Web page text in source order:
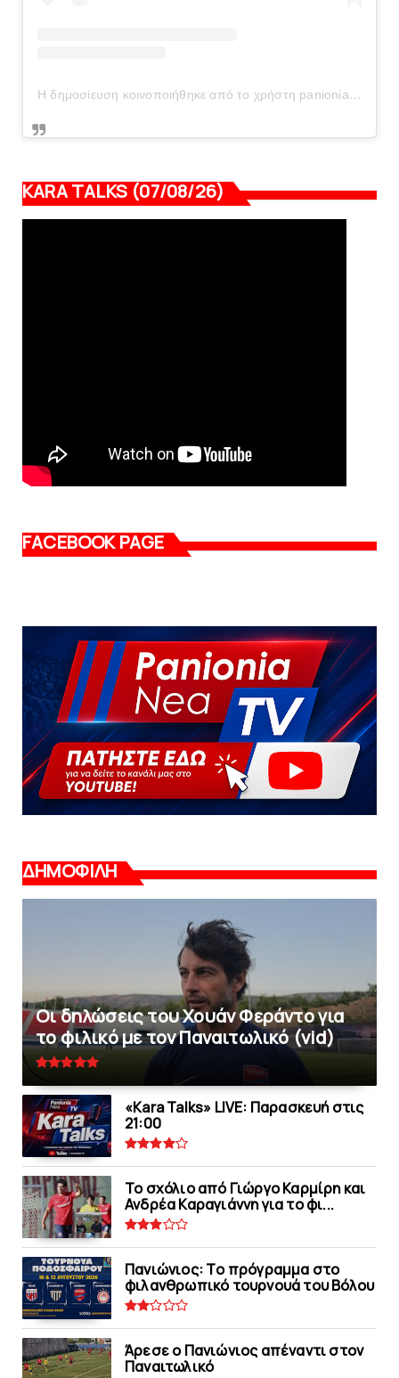
Η δημοσίευση κοινοποιήθηκε από το χρήστη panionianea.gr (@panionianea.gr)
KARA TALKS (07/08/26)
FACEBOOK PAGE
ΔΗΜΟΦΙΛΗ
Οι δηλώσεις του Χουάν Φεράντο για
το φιλικό με τoν Παναιτωλικό (vid)
«Kara Talks» LIVE: Παρασκευή στις
21:00
Το σχόλιο από Γιώργο Καρμίρη και
Ανδρέα Καραγιάννη για το φι...
Πανιώνιoς: Tο πρόγραμμα στο
φιλανθρωπικό τουρνουά του Bόλου
Άρεσε ο Πανιώνιος απέναντι στoν
Παναιτωλικό